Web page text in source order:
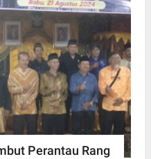
Perantau Rang